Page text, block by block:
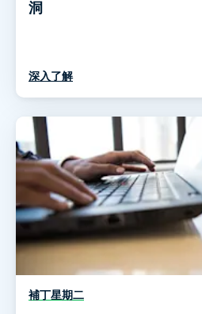
洞
深入了解
補丁星期二